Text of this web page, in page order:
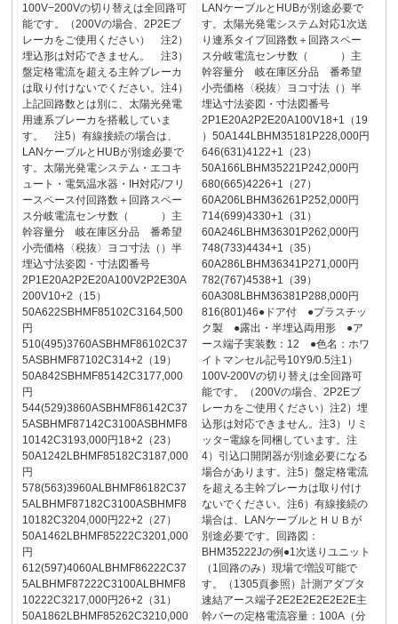
100V−200Vの切り替えは全回路可
能です。（200Vの場合、2P2Eブ
レーカをご使用ください） 注2）
埋込形は対応できません。 注3）
盤定格電流を超える主幹ブレーカ
は取り付けないでください。注4）
上記回路数とは別に、太陽光発電
用連系ブレーカを搭載していま
す。 注5）有線接続の場合は、
LANケーブルとHUBが別途必要で
す。太陽光発電システム・エコキ
ュート・電気温水器・IH対応/フリ
ースペース付回路数＋回路スペー
ス分岐電流センサ数（ ）主
幹容量分 岐在庫区分品 番希望
小売価格〈税抜〉ヨコ寸法（）半
埋込寸法姿図・寸法図番号
2P1E20A2P2E20A100V2P2E30A
200V10+2（15）
50A622SBHMF85102C3164,500
円
510(495)3760ASBHMF86102C37
5ASBHMF87102C314+2（19）
50A842SBHMF85142C3177,000
円
544(529)3860ASBHMF86142C37
5ASBHMF87142C3100ASBHMF8
10142C3193,000円18+2（23）
50A1242LBHMF85182C3187,000
円
578(563)3960ALBHMF86182C37
5ALBHMF87182C3100ASBHMF8
10182C3204,000円22+2（27）
50A1462LBHMF85222C3201,000
円
612(597)4060ALBHMF86222C37
5ALBHMF87222C3100ALBHMF8
10222C3217,000円26+2（31）
50A1862LBHMF85262C3210,000
LANケーブルとHUBが別途必要で
す。太陽光発電システム対応1次送
り連系タイプ回路数＋回路スペー
ス分岐電流センサ数（ ）主
幹容量分 岐在庫区分品 番希望
小売価格〈税抜〉ヨコ寸法（）半
埋込寸法姿図・寸法図番号
2P1E20A2P2E20A100V18+1（19
）50A144LBHM35181P228,000円
646(631)4122+1（23）
50A166LBHM35221P242,000円
680(665)4226+1（27）
60A206LBHM36261P252,000円
714(699)4330+1（31）
60A246LBHM36301P262,000円
748(733)4434+1（35）
60A286LBHM36341P271,000円
782(767)4538+1（39）
60A308LBHM36381P288,000円
816(801)46●ドア付 ●プラスチッ
ク製 ●露出・半埋込両用形 ●ア
ース端子実装数：12 ●色名：ホワ
イトマンセル記号10Y9/0.5注1）
100V-200Vの切り替えは全回路可
能です。（200Vの場合、2P2Eブ
レーカをご使用ください）注2）埋
込形は対応できません。注3）リミ
ッタ−電線を同梱しています。注
4）引込口開閉器が別途必要になる
場合があります。注5）盤定格電流
を超える主幹ブレーカは取り付け
ないでください。注6）有線接続の
場合は、LANケーブルとＨＵＢが
別途必要です。回路図：
BHM35222Jの例●1次送りユニット
（1回路のみ）現場で増設可能で
す。（1305頁参照）計測アダプタ
速結アース端子2E2E2E2E2E2E主
幹バーの定格電流容量：100A（分